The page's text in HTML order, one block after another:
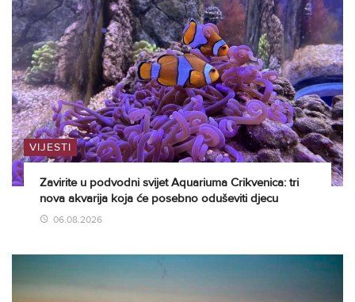
VIJESTI
Zavirite u podvodni svijet Aquariuma Crikvenica: tri
nova akvarija koja će posebno oduševiti djecu
06.08.2026